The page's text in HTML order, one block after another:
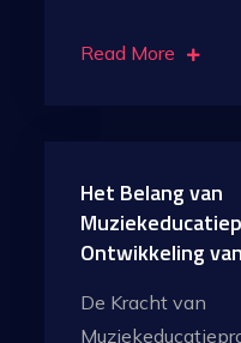
Read More
Het Belang van
Ontwikkeling
De Kracht van